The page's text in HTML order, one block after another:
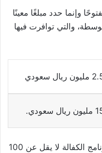
وإنما حدد مبلغًا معينًا
والتي توافرت فيها
ريال سعودي
ريال سعودي.
بذلك فإن التمويل المؤهل في برنامج الكفالة لا يقل عن 100